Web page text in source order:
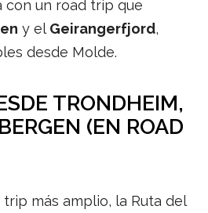
con un road trip que
y el Geirangerfjord,
desde Molde.
TRONDHEIM,
(EN ROAD
más amplio, la Ruta del